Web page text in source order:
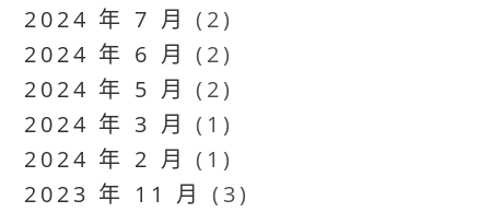
2024 年 7 月 (2)
2024 年 6 月 (2)
2024 年 5 月 (2)
2024 年 3 月 (1)
2024 年 2 月 (1)
2023 年 11 月 (3)